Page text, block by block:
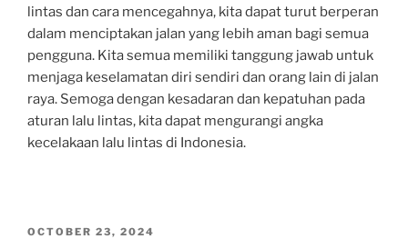
lintas dan cara mencegahnya, kita dapat turut berperan
dalam menciptakan jalan yang lebih aman bagi semua
pengguna. Kita semua memiliki tanggung jawab untuk
menjaga keselamatan diri sendiri dan orang lain di jalan
raya. Semoga dengan kesadaran dan kepatuhan pada
aturan lalu lintas, kita dapat mengurangi angka
kecelakaan lalu lintas di Indonesia.
POSTED
OCTOBER 23, 2024